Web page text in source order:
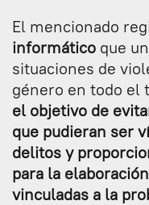
El mencionado
informático que
situaciones de
género en todo el
el objetivo de
que pudieran ser
delitos y
para la
vinculadas a la